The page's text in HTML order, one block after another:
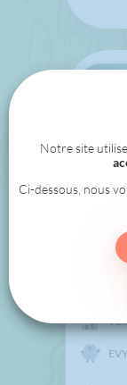
Notre site
Ci-dessous, nous